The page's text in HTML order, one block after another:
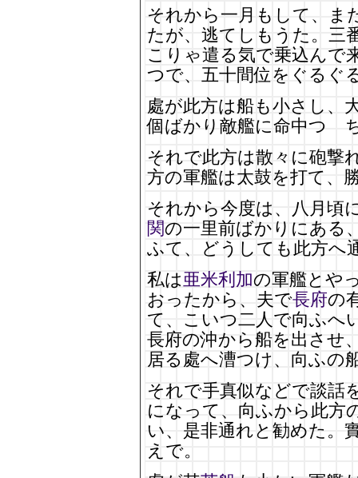
それから一月もして、ま
たが、逃てしもうた。三
こりゃ遣る気で乗込んで
つで、五十間位をぐるぐ
處が此方は船も小さし、
個ばかり敵艦に命中つゝ
それで此方は散々に砲撃
方の軍艦は太鼓を打て、
それから今度は、八月頃
関の一里前ばかりにある
ふて、どうしても此方へ
私は亜米利加の軍艦とや
おったから、夫で長府の
て、こいつ二人で向ふへ
長府の沖から船を出させ
居る處へ漕つけ、向ふの
それで手真似などで談話
になって、向ふから此方
い、是非通れと勧めた。
えで。